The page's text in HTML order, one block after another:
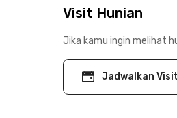
Visit Hunian
Jika kamu ingin melihat
Jadwalkan Visit